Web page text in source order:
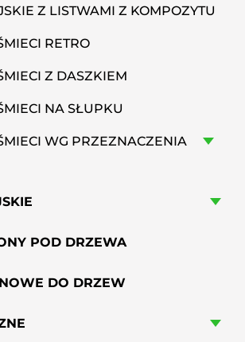
Z LISTWAMI Z KOMPOZYTU
RETRO
Z DASZKIEM
NA SŁUPKU
WG PRZEZNACZENIA
POD DRZEWA
DO DRZEW